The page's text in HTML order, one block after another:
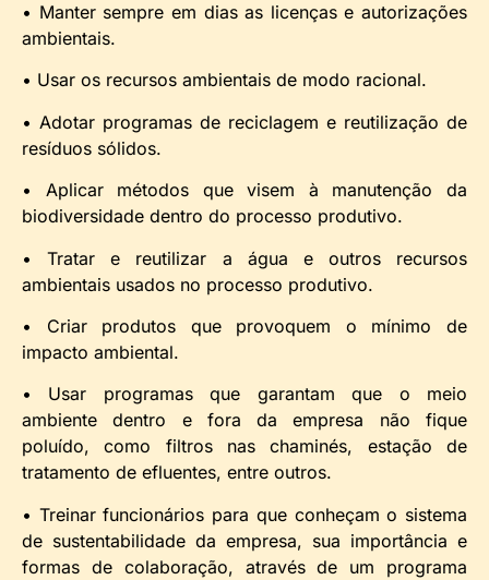
• Manter sempre em dias as licenças e autorizações
ambientais.
• Usar os recursos ambientais de modo racional.
• Adotar programas de reciclagem e reutilização de
resíduos sólidos.
• Aplicar métodos que visem à manutenção da
biodiversidade dentro do processo produtivo.
• Tratar e reutilizar a água e outros recursos
ambientais usados no processo produtivo.
• Criar produtos que provoquem o mínimo de
impacto ambiental.
• Usar programas que garantam que o meio
ambiente dentro e fora da empresa não fique
poluído, como filtros nas chaminés, estação de
tratamento de efluentes, entre outros.
• Treinar funcionários para que conheçam o sistema
de sustentabilidade da empresa, sua importância e
formas de colaboração, através de um programa